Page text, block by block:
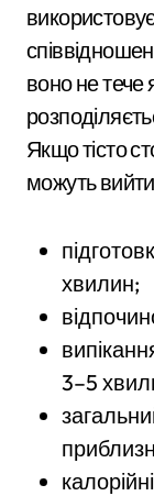
воно не тече
Якщо тісто
можуть
хвилин;
3–5